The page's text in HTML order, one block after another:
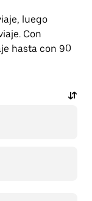
luego
Con
hasta con 90